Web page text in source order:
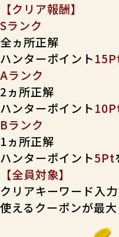
04
指定の受付場
【クリア報酬】
Sランク
全ヵ所正解
ハンターポイント
Aランク
2ヵ所正解
ハンターポイント
Bランク
1ヵ所正解
ハンターポイント5Pt
【全員対象】
クリアキーワード入
使えるクーポンが最